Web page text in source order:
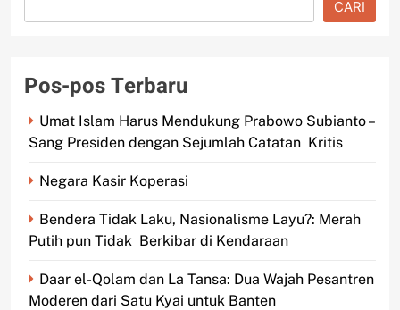
CARI
Pos-pos Terbaru
Umat Islam Harus Mendukung Prabowo Subianto –
Sang Presiden dengan Sejumlah Catatan Kritis
Negara Kasir Koperasi
Bendera Tidak Laku, Nasionalisme Layu?: Merah
Putih pun Tidak Berkibar di Kendaraan
Daar el-Qolam dan La Tansa: Dua Wajah Pesantren
Moderen dari Satu Kyai untuk Banten